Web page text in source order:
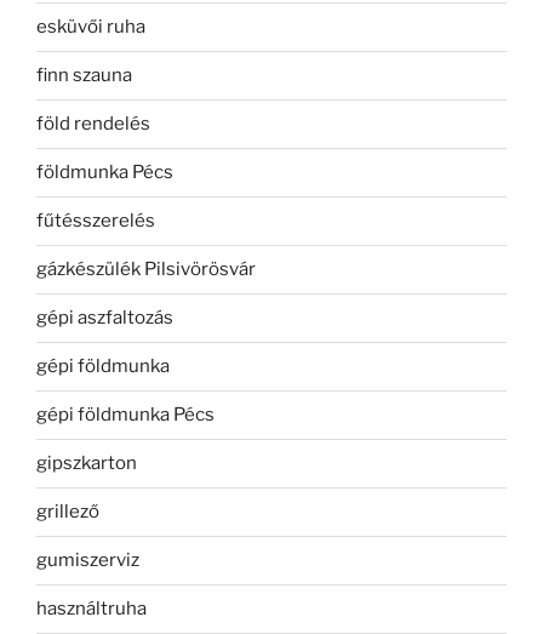
esküvői ruha
finn szauna
föld rendelés
földmunka Pécs
fűtésszerelés
gázkészülék Pilsivörösvár
gépi aszfaltozás
gépi földmunka
gépi földmunka Pécs
gipszkarton
grillező
gumiszerviz
használtruha